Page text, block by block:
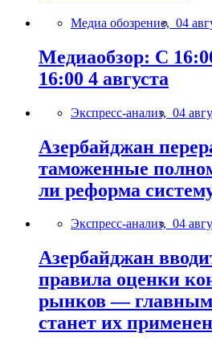
Медиа обозрение, 04
Медиаобзор: С
16:00 4 августа
Экспресс-анализ, 04
Азербайджан
таможенные
ли реформа
Экспресс-анализ, 04
Азербайджан
правила оценки
рынков —
станет их